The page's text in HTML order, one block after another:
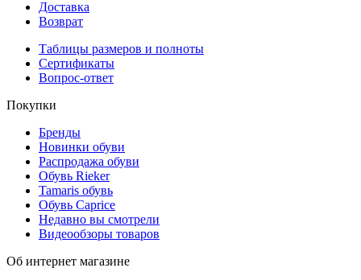
Доставка
Возврат
Таблицы размеров и полноты
Сертификаты
Вопрос-ответ
Покупки
Бренды
Новинки обуви
Распродажа обуви
Обувь Rieker
Tamaris обувь
Обувь Caprice
Недавно вы смотрели
Видеообзоры товаров
Об интернет магазине